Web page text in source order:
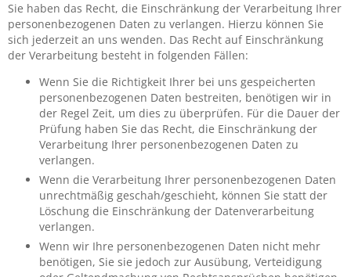
Sie haben das Recht, die Einschränkung der Verarbeitung Ihrer
personenbezogenen Daten zu verlangen. Hierzu können Sie
sich jederzeit an uns wenden. Das Recht auf Einschränkung
der Verarbeitung besteht in folgenden Fällen:
Wenn Sie die Richtigkeit Ihrer bei uns gespeicherten
personenbezogenen Daten bestreiten, benötigen wir in
der Regel Zeit, um dies zu überprüfen. Für die Dauer der
Prüfung haben Sie das Recht, die Einschränkung der
Verarbeitung Ihrer personenbezogenen Daten zu
verlangen.
Wenn die Verarbeitung Ihrer personenbezogenen Daten
unrechtmäßig geschah/geschieht, können Sie statt der
Löschung die Einschränkung der Datenverarbeitung
verlangen.
Wenn wir Ihre personenbezogenen Daten nicht mehr
benötigen, Sie sie jedoch zur Ausübung, Verteidigung